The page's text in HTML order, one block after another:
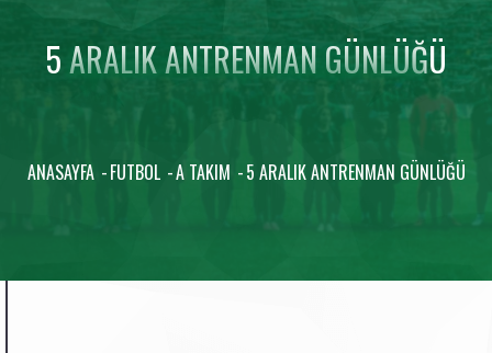
5 ARALIK ANTRENMAN GÜNLÜĞÜ
ANASAYFA FUTBOL A TAKIM 5 ARALIK ANTRENMAN GÜNLÜĞÜ